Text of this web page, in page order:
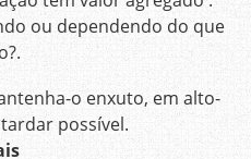
ou dependendo do que
o enxuto, em alto-
possível.